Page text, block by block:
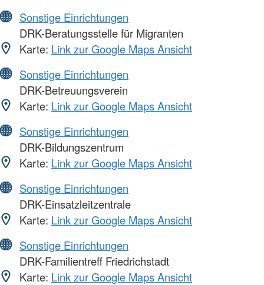
Sonstige Einrichtungen
DRK-Beratungsstelle für Migranten
Karte: Link zur Google Maps Ansicht
Sonstige Einrichtungen
DRK-Betreuungsverein
Karte: Link zur Google Maps Ansicht
Sonstige Einrichtungen
DRK-Bildungszentrum
Karte: Link zur Google Maps Ansicht
Sonstige Einrichtungen
DRK-Einsatzleitzentrale
Karte: Link zur Google Maps Ansicht
Sonstige Einrichtungen
DRK-Familientreff Friedrichstadt
Karte: Link zur Google Maps Ansicht